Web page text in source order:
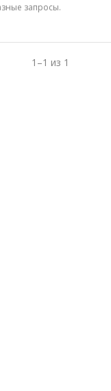
запросы.
1 –1 из 1